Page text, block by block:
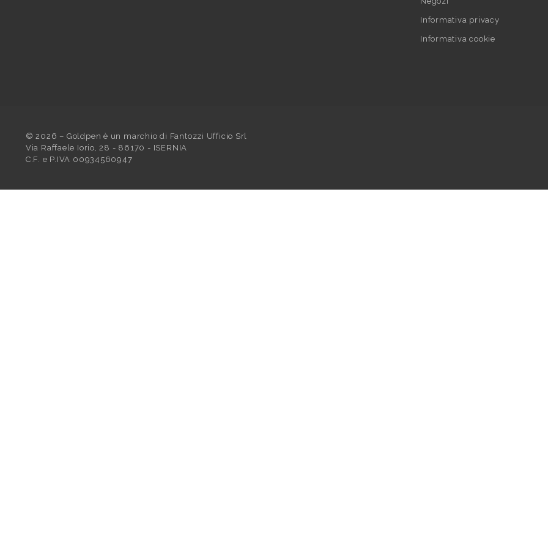
Informativa privacy
Informativa cookie
©2026 – Goldpen è un marchio di Fantozzi Ufficio Srl
Via Raffaele Iorio, 28 - 86170 - ISERNIA
C.F. e P.IVA 00934560947